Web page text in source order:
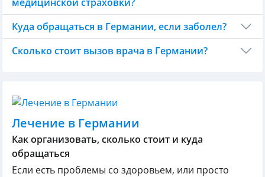
Куда обращаться в Германии, если заболел?
Сколько стоит вызов врача в Германии?
Лечение в Германии
Как организовать, сколько стоит и куда
обращаться
Если есть проблемы со здоровьем, или просто